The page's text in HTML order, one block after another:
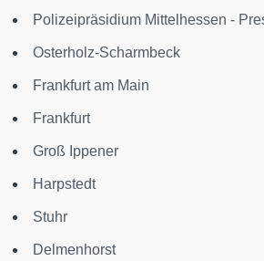
Polizeipräsidium Mittelhessen -
Osterholz-Scharmbeck
Frankfurt am Main
Frankfurt
Groß Ippener
Harpstedt
Stuhr
Delmenhorst